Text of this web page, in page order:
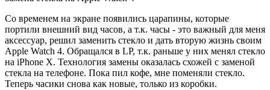
Со временем на экране появились царапины, которые
портили внешний вид часов, а т.к. часы - это важный для меня
аксессуар, решил заменить стекло и дать вторую жизнь своим
Apple Watch 4. Обращался в LP, т.к. раньше у них менял стекло
на iPhone X. Технология замены оказалась схожей с заменой
стекла на телефоне. Пока пил кофе, мне поменяли стекло.
Теперь часики снова как новые, только из коробки.